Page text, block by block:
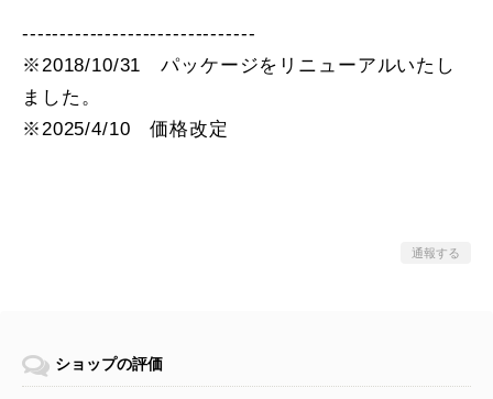
-------------------------------
※2018/10/31 パッケージをリニューアルいたし
ました。
※2025/4/10 価格改定
通報する
ショップの評価